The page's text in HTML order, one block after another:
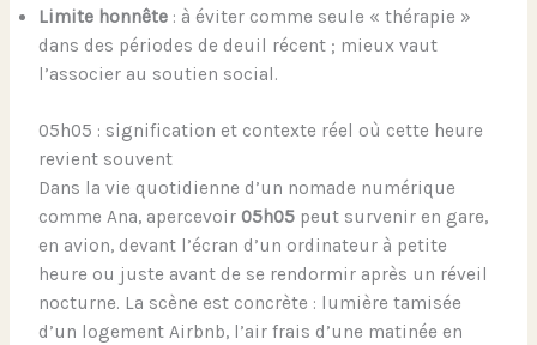
Limite honnête : à éviter comme seule « thérapie »
dans des périodes de deuil récent ; mieux vaut
l’associer au soutien social.
05h05 : signification et contexte réel où cette heure
revient souvent
Dans la vie quotidienne d’un nomade numérique
comme Ana, apercevoir 05h05 peut survenir en gare,
en avion, devant l’écran d’un ordinateur à petite
heure ou juste avant de se rendormir après un réveil
nocturne. La scène est concrète : lumière tamisée
d’un logement Airbnb, l’air frais d’une matinée en